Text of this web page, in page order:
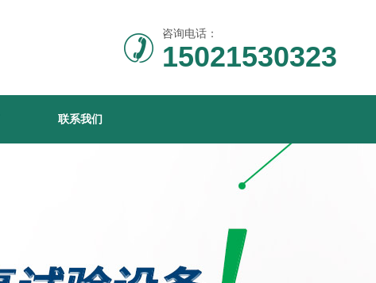
咨询电话：
15021530323
联系我们